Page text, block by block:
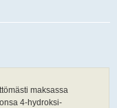
maksassa
4-hydroksi-